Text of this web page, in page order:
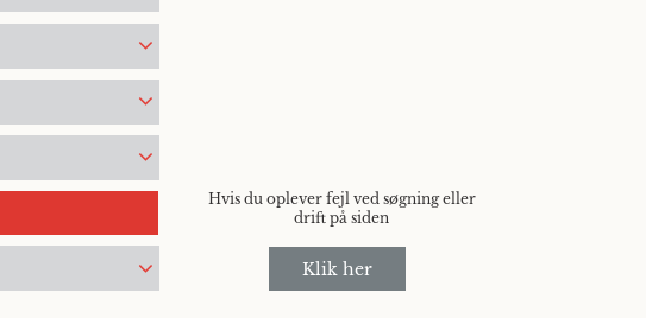
Hvis du oplever fejl ved søgning eller
drift på siden
Klik her